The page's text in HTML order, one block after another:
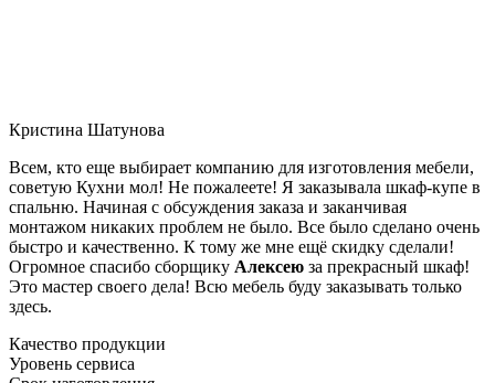
Кристина Шатунова
Всем, кто еще выбирает компанию для изготовления мебели,
советую Кухни мол! Не пожалеете! Я заказывала шкаф-купе в
спальню. Начиная с обсуждения заказа и заканчивая
монтажом никаких проблем не было. Все было сделано очень
быстро и качественно. К тому же мне ещё скидку сделали!
Огромное спасибо сборщику Алексею за прекрасный шкаф!
Это мастер своего дела! Всю мебель буду заказывать только
здесь.
Качество продукции
Уровень сервиса